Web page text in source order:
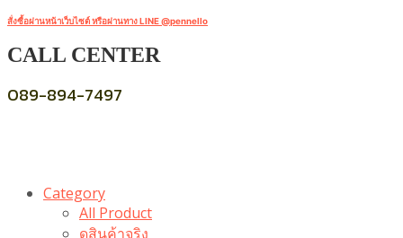
สั่งซื้อผ่านหน้าเว็บไซต์ หรือผ่านทาง LINE @pennello
CALL CENTER
089-894-7497
Category
All Product
ดูสินค้าจริง